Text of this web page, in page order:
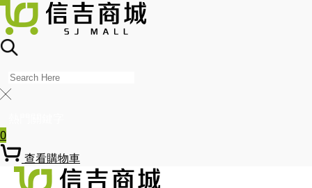
╳
0
查看購物車